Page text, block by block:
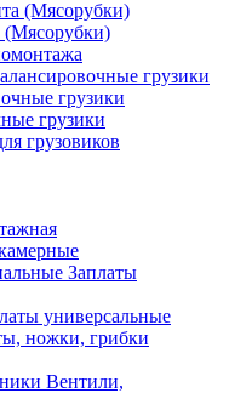
(Мясорубки)
грузики
грузики
грузовиков
Заплаты
универсальные
ножки, грибки
Вентили,